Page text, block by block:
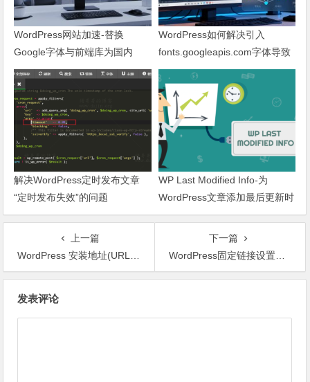
WordPress网站加速-替换
Google字体与前端库为国内
CDN镜像
WordPress如何解决引入
fonts.googleapis.com字体导致
网页响应缓慢问题
解决WordPress定时发布文章
“定时发布失效”的问题
WP Last Modified Info-为
WordPress文章添加最后更新时
间
上一篇
WordPress 安装地址(URL)和博客地址(URL)
下一篇
WordPress固定链接设置及相关插件
发表评论